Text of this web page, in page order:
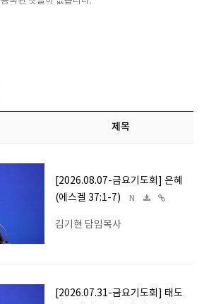
제목
[2026.08.07-금요기도회] 은혜
(에스겔 37:1-7)
N
김기현 담임목사
[2026.07.31-금요기도회] 태도